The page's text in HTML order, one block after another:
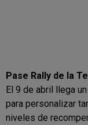
Pase Rally de la
El 9 de abril llega
para personalizar
niveles de